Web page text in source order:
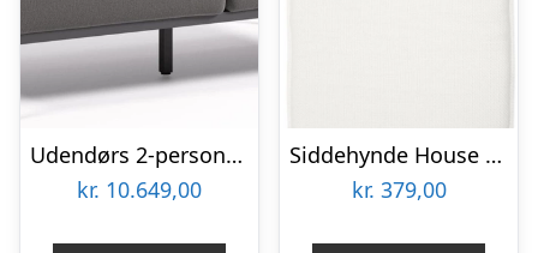
Udendørs 2-personers sofa Kave Home Comova sort aluminium med aftagelige hynder i genanvendt Crevin stof
kr. 10.649,00
Siddehynde House Doctor Cuun råhvid 5x48x117 cm til udendørs sofa og stol
kr. 379,00